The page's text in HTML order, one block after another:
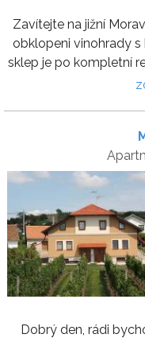
Zavítejte na jižní
obklopeni vinohrady s
sklep je po kompletní
Dobrý den, rádi